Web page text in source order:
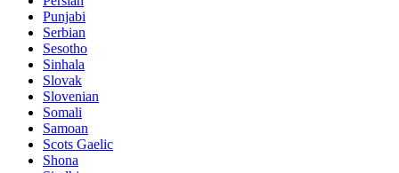
Punjabi
Serbian
Sesotho
Sinhala
Slovak
Slovenian
Somali
Samoan
Scots Gaelic
Shona